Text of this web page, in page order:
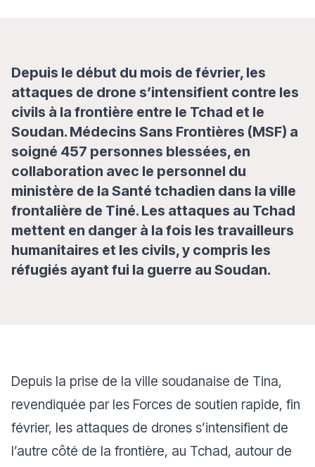
Depuis le début du mois de février, les
attaques de drone s’intensifient contre les
civils à la frontière entre le Tchad et le
Soudan. Médecins Sans Frontières (MSF) a
soigné 457 personnes blessées, en
collaboration avec le personnel du
ministère de la Santé tchadien dans la ville
frontalière de Tiné. Les attaques au Tchad
mettent en danger à la fois les travailleurs
humanitaires et les civils, y compris les
réfugiés ayant fui la guerre au Soudan.
Depuis la prise de la ville soudanaise de Tina,
revendiquée par les Forces de soutien rapide, fin
février, les attaques de drones s’intensifient de
l’autre côté de la frontière, au Tchad, autour de